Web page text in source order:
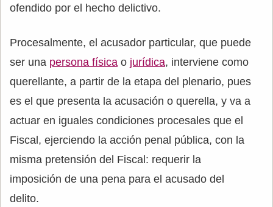
ofendido por el hecho delictivo.
Procesalmente, el acusador particular, que puede
ser una persona física o jurídica, interviene como
querellante, a partir de la etapa del plenario, pues
es el que presenta la acusación o querella, y va a
actuar en iguales condiciones procesales que el
Fiscal, ejerciendo la acción penal pública, con la
misma pretensión del Fiscal: requerir la
imposición de una pena para el acusado del
delito.